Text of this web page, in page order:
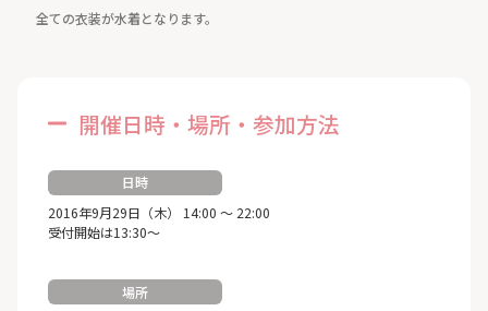
全ての衣装が水着となります。
開催日時・場所・参加方法
日時
2016年9月29日（木） 14:00 ～ 22:00
受付開始は13:30～
場所